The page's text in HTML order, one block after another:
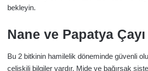
bekleyin.
Nane ve Papatya Çayı
Bu 2 bitkinin hamilelik döneminde güvenli
çelişkili bilgiler vardır. Mide ve bağırsak